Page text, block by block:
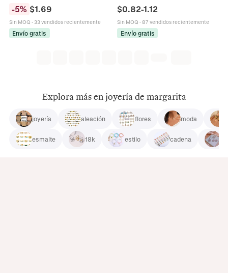
Margarita Para Mujeres Regalo
-5% $1.69
Sin MOQ · 33 vendidos recientemente
Envío gratis
Formas Flores Rosa Lazo Margarita
$0.82-1.12
Sin MOQ · 87 vendidos recientemente
Envío gratis
Explora más en joyería de margarita
joyería aleación flores moda
esmalte 18k estilo cadena